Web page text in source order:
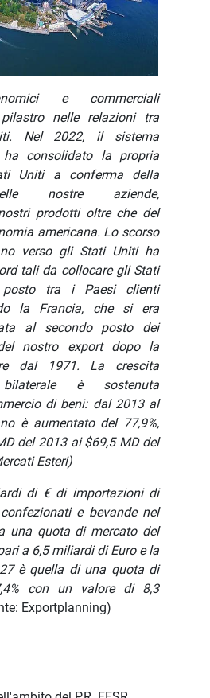
e commerciali
nelle relazioni tra
Nel 2022, il sistema
consolidato la propria
Uniti a conferma della
nostre aziende,
prodotti oltre che del
americana. Lo scorso
verso gli Stati Uniti ha
tali da collocare gli Stati
tra i Paesi clienti
la Francia, che si era
al secondo posto dei
nostro export dopo la
dal 1971. La crescita
bilaterale è sostenuta
di beni: dal 2013 al
è aumentato del 77,9%,
del 2013 ai $69,5 MD del
Esteri)
di € di importazioni di
e bevande nel
una quota di mercato del
a 6,5 miliardi di Euro e la
è quella di una quota di
con un valore di 8,3
Exportplanning)